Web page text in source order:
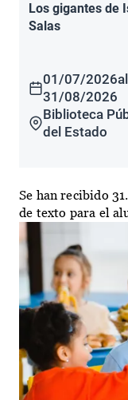
Los gigantes de
Salas
01/07/2026al
31/08/2026
Biblioteca
del Estado
Se han recibido
de texto para el